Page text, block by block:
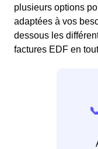
plusieurs options
adaptées à vos
dessous les
factures EDF en